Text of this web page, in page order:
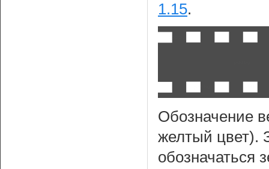
1.15.
Обозначение
желтый цвет).
обозначаться